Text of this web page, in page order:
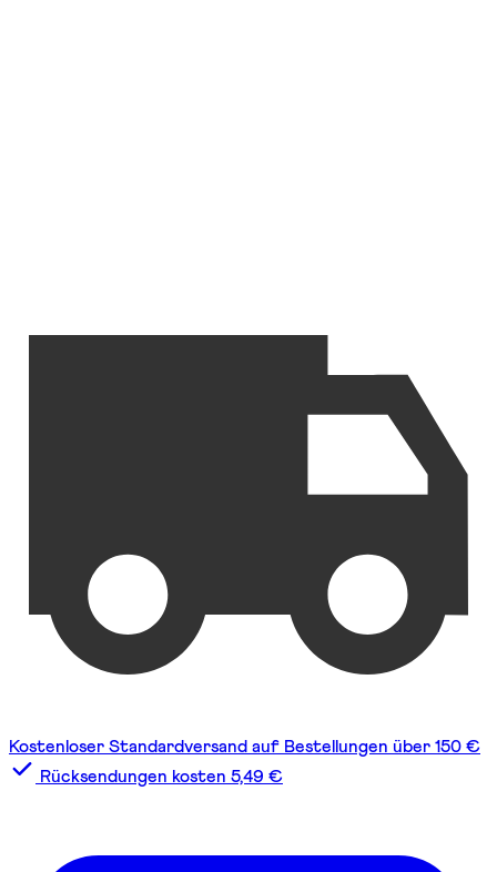
Kostenloser Standardversand auf Bestellungen über 150 €
Rücksendungen kosten 5,49 €